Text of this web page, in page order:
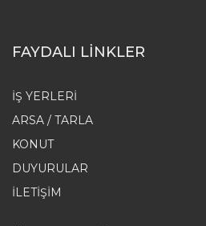
FAYDALI LİNKLER
İŞ YERLERI
ARSA / TARLA
KONUT
DUYURULAR
İLETIŞIM